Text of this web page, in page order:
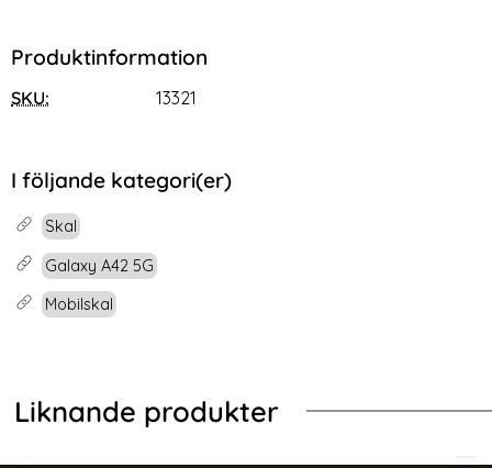
Produktinformation
SKU: 13321
I följande kategori(er)
Skal
Galaxy A42 5G
Mobilskal
Liknande produkter